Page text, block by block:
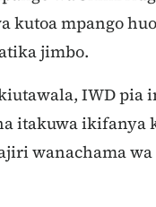
kutoa mpango
jimbo.
IWD
itakuwa ikifanya
wanachama wa